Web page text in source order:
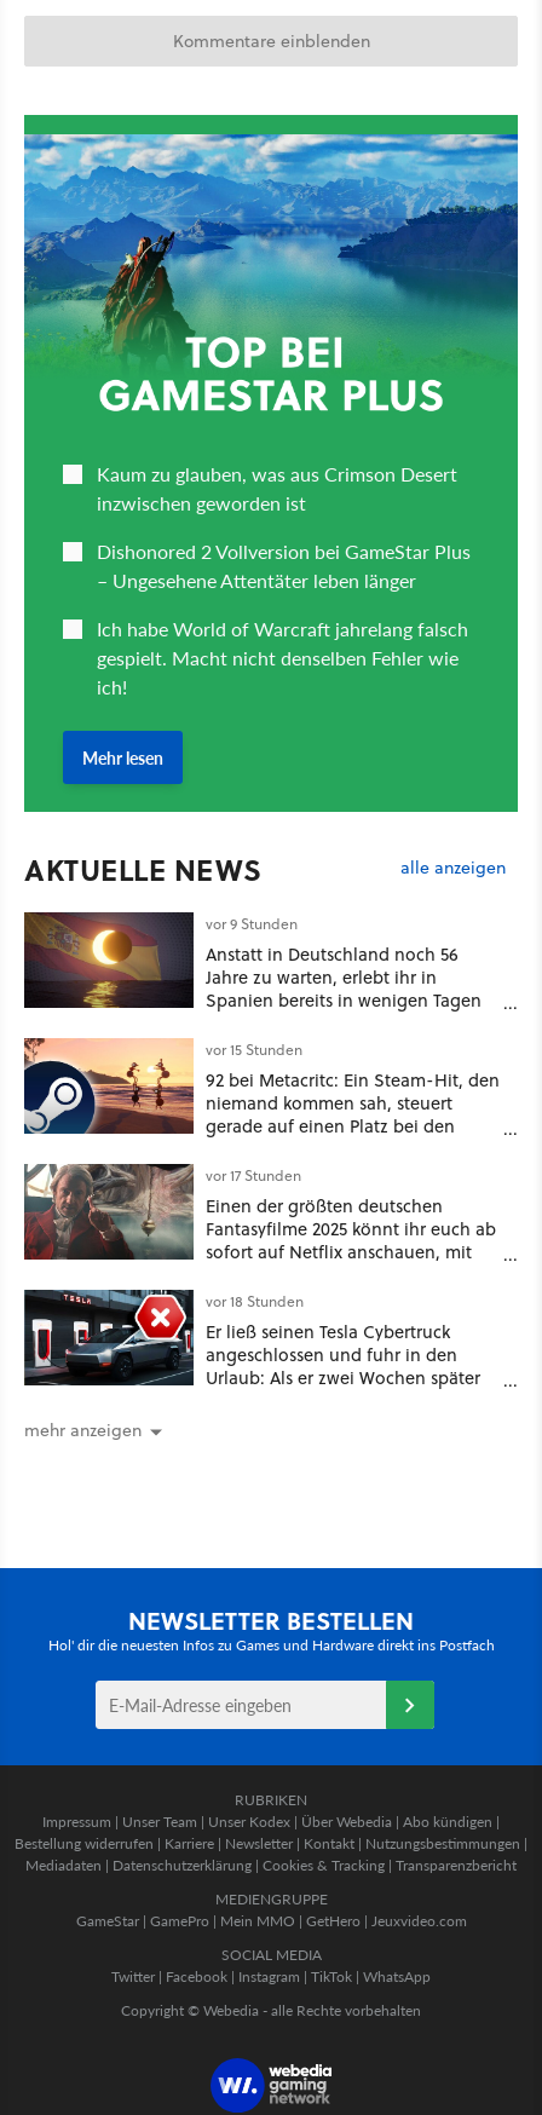
Kommentare einblenden
AKTUELLE NEWS alle anzeigen
vor 9 Stunden
Anstatt in Deutschland noch 56
Jahre zu warten, erlebt ihr in
Spanien bereits in wenigen Tagen
vor 15 Stunden
92 bei Metacritc: Ein Steam-Hit, den
niemand kommen sah, steuert
gerade auf einen Platz bei den
vor 17 Stunden
Einen der größten deutschen
Fantasyfilme 2025 könnt ihr euch ab
sofort auf Netflix anschauen, mit
vor 18 Stunden
Er ließ seinen Tesla Cybertruck
angeschlossen und fuhr in den
Urlaub: Als er zwei Wochen später
mehr anzeigen
NEWSLETTER BESTELLEN
Hol' dir die neuesten Infos zu Games und Hardware direkt ins Postfach
RUBRIKEN
Impressum | Unser Team | Unser Kodex | Über Webedia | Abo kündigen |
Bestellung widerrufen | Karriere | Newsletter | Kontakt | Nutzungsbestimmungen |
Mediadaten | Datenschutzerklärung | Cookies & Tracking | Transparenzbericht
MEDIENGRUPPE
GameStar| GamePro | Mein MMO | GetHero | Jeuxvideo.com
SOCIAL MEDIA
Twitter | Facebook | Instagram | TikTok | WhatsApp
Copyright © Webedia - alle Rechte vorbehalten